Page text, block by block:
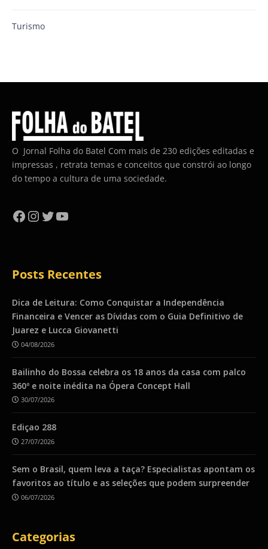
Turismo
O Jornal Folha do Batel Com mais de 230 edições editadas e
impressas , retrata temas e conceitos que constrói ao longo
do tempo a cultura de uma sociedade.
Facebook
Instagram
Twitter
YouTube
Posts Recentes
Dica de Leitura: Como Conquistar a Independência
Financeira e Vencer as Dívidas com o Guia Definitivo de
Juarez e Lucca Giovanetti
04/08/2026
Bailinho do Bossa celebra os 18 anos da casa com palco
360º e noite inédita na Ópera Concept Hall
30/07/2026
Ediçao 288
27/07/2026
Sem o Brasil, quem leva a taça? Especialistas apontam os
favoritos ao título e as seleções que podem surpreender
06/07/2026
Categorias